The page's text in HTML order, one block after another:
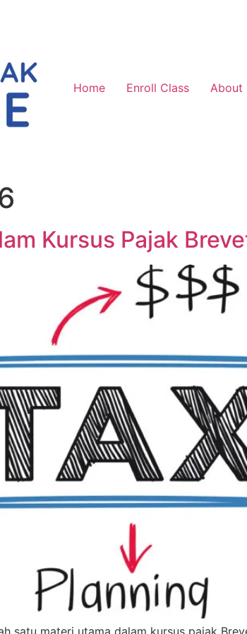
Home Enroll Class About
Kursus Pajak
satu materi utama dalam kursus pajak